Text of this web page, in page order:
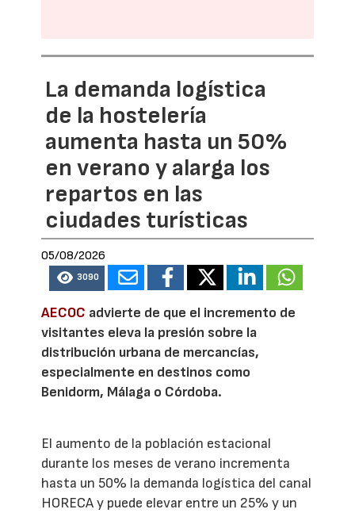
La demanda logística
de la hostelería
aumenta hasta un 50%
en verano y alarga los
repartos en las
ciudades turísticas
05/08/2026
3090
AECOC advierte de que el incremento de
visitantes eleva la presión sobre la
distribución urbana de mercancías,
especialmente en destinos como
Benidorm, Málaga o Córdoba.
El aumento de la población estacional
durante los meses de verano incrementa
hasta un 50% la demanda logística del canal
HORECA y puede elevar entre un 25% y un